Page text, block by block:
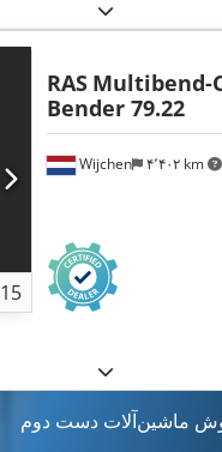
15
Wijchen ۴٬۴۰۲ km
RAS Multibend-
Bender 79.22
ماشین‌آلات دست دوم